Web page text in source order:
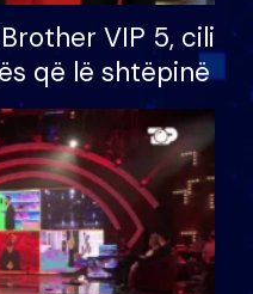
VIP 5, cili
që lë shtëpinë